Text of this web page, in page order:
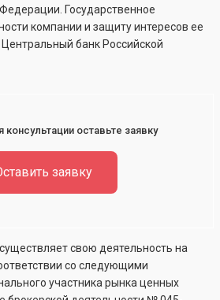
Государственное
компании и защиту интересов ее
банк Российской
консультации оставьте заявку
заявку
свою деятельность на
со следующими
участника рынка ценных